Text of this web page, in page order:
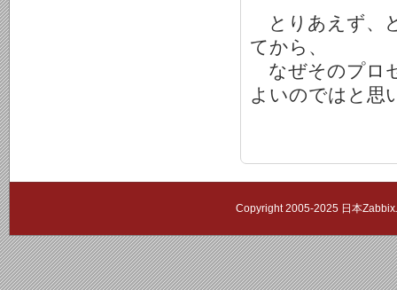
とりあえず、
てから、
なぜそのプロ
よいのではと思
Copyright 2005-2025 日本